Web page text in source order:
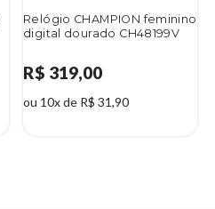
Relógio CHAMPION feminino
digital dourado CH48199V
R$ 319,00
ou 10x de R$ 31,90